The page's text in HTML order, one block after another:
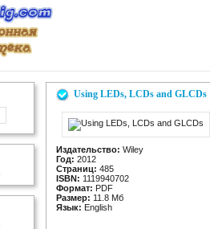
Using LEDs, LCDs and GLCDs
Издательство: Wiley
Год: 2012
Страниц: 485
ISBN: 1119940702
Формат: PDF
Размер: 11.8 Mб
Язык: English